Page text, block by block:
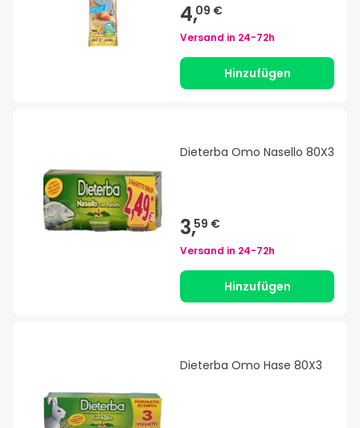
4,09 €
Versand in 24-72h
Hinzufügen
Dieterba Omo Nasello 80X3
3,59 €
Versand in 24-72h
Hinzufügen
Dieterba Omo Hase 80X3